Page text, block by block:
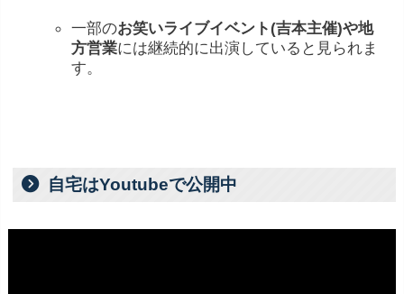
一部のお笑いライブイベント(吉本主催)や地
方営業には継続的に出演 している と 見 られま
す。
自宅はYoutubeで公開中